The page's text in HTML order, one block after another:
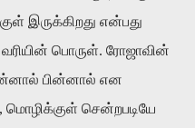
இருக்கிறது என்பது
பொருள். ரோஜாவின்
பின்னால் என
மொழிக்குள் சென்றபடியே